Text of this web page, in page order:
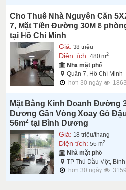
Cho Thuê Nhà Nguyên Căn 5X20, Nhiều Phòng, Quận
7, Mặt Tiền Đường 30M 8
tại Hồ Chí Minh
Giá: 38 triệu
Diện tích: 480 m2
Nhà mặt phố
Quận 7, Hồ Chí Minh
hơn 30 ngày
Mặt Bằng Kinh Doanh Đường 30/4, Thủ Dầu Một, Bình
Dương Gần Vòng Xoay Gò
56m2 tại Bình Dương
Giá: 18 triệu/tháng
Diện tích: 56 m2
Nhà mặt phố
TP Thủ Dầu Một,
hơn 30 ngày